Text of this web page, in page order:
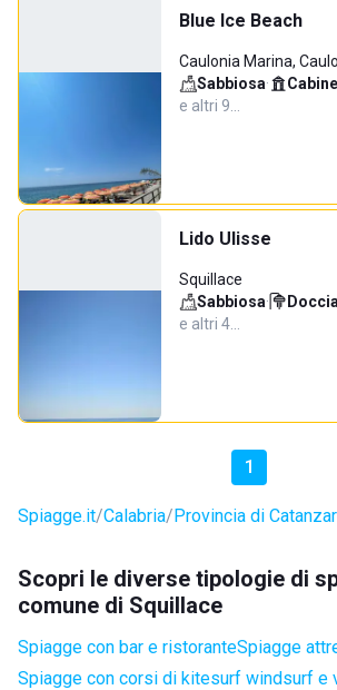
Blue Ice Beach
Caulonia Marina,
Sabbiosa· Cabine
e altri 9…
Lido Ulisse
Squillace
Sabbiosa·
e altri 4…
1
Spiagge.it Calabria Provincia di
Scopri le diverse tipologie di
comune di Squillace
Spiagge con bar e ristoranteSpiagge
Spiagge con corsi di kitesurf windsurf e